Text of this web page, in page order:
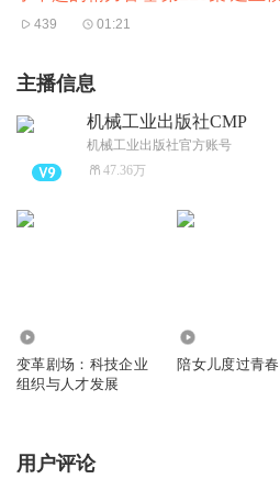
439 01:21
主播信息
机械工业出版社CMP
机械工业出版社官方账号
47.36万
变革剧场：科技企业
组织与人才发展
陪女儿度过青
用户评论